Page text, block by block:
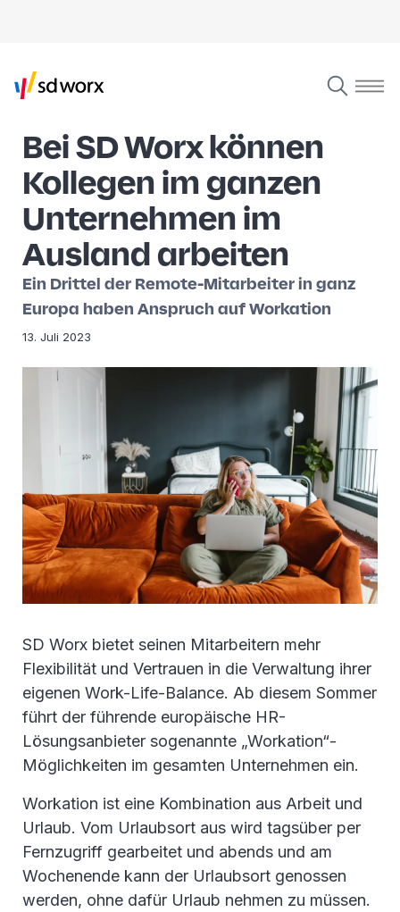
Bei SD Worx können
Kollegen im ganzen
Unternehmen im
Ausland arbeiten
Ein Drittel der Remote-Mitarbeiter in ganz
Europa haben Anspruch auf Workation
13. Juli 2023
SD Worx bietet seinen Mitarbeitern mehr
Flexibilität und Vertrauen in die Verwaltung ihrer
eigenen Work-Life-Balance. Ab diesem Sommer
führt der führende europäische HR-
Lösungsanbieter sogenannte „Workation“-
Möglichkeiten im gesamten Unternehmen ein.
Workation ist eine Kombination aus Arbeit und
Urlaub. Vom Urlaubsort aus wird tagsüber per
Fernzugriff gearbeitet und abends und am
Wochenende kann der Urlaubsort genossen
werden, ohne dafür Urlaub nehmen zu müssen.